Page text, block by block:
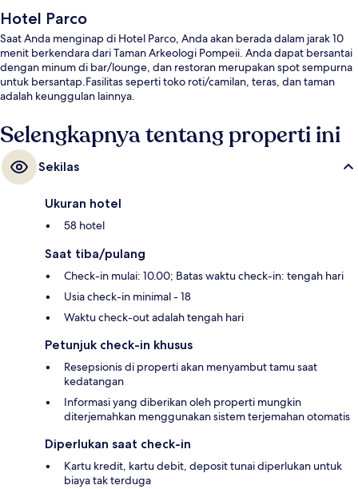
Hotel Parco
Saat Anda menginap di Hotel Parco, Anda akan berada dalam jarak 10
menit berkendara dari Taman Arkeologi Pompeii. Anda dapat bersantai
dengan minum di bar/lounge, dan restoran merupakan spot sempurna
untuk bersantap.Fasilitas seperti toko roti/camilan, teras, dan taman
adalah keunggulan lainnya.
Selengkapnya tentang properti ini
Sekilas
Ukuran hotel
58 hotel
Saat tiba/pulang
Check-in mulai: 10.00; Batas waktu check-in: tengah hari
Usia check-in minimal - 18
Waktu check-out adalah tengah hari
Petunjuk check-in khusus
Resepsionis di properti akan menyambut tamu saat
kedatangan
Informasi yang diberikan oleh properti mungkin
diterjemahkan menggunakan sistem terjemahan otomatis
Diperlukan saat check-in
Kartu kredit, kartu debit, deposit tunai diperlukan untuk
biaya tak terduga